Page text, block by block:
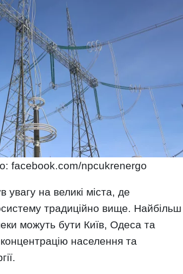
facebook.com/npcukrenergo
на великі міста, де
традиційно вище. Найбільш
можуть бути Київ, Одеса та
населення та